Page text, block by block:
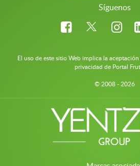
Síguenos
El uso de este sitio Web implica la
privacidad de Portal
© 2008 - 2026